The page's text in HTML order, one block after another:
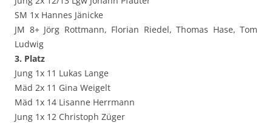
SM 1x Hannes Jänicke
JM 8+ Jörg Rottmann, Florian Riedel, Thomas Hase, Tom
Ludwig
3. Platz
Jung 1x 11 Lukas Lange
Mäd 2x 11 Gina Weigelt
Mäd 1x 14 Lisanne Herrmann
Jung 1x 12 Christoph Züger